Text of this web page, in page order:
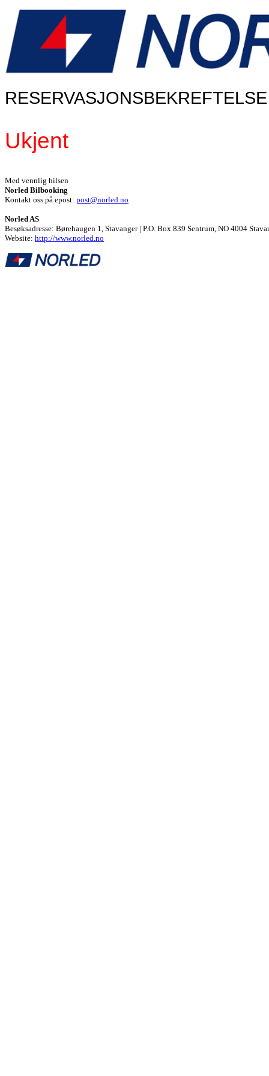
RESERVASJONSBEKREFTELSE
Ukjent
Med vennlig hilsen
Norled Bilbooking
Kontakt oss på epost: post@norled.no
Norled AS
Besøksadresse: Børehaugen 1, Stavanger | P.O. Box 839 Sentrum, NO 4004
Website: http://www.norled.no